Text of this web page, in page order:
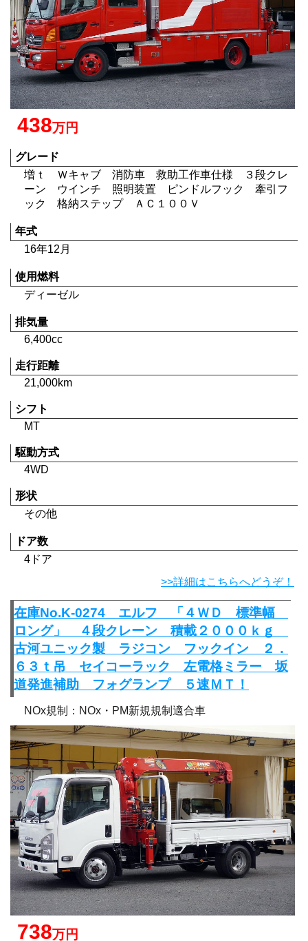
438万円
グレード
増ｔ Ｗキャブ 消防車 救助工作車仕様 ３段クレ
ーン ウインチ 照明装置 ピンドルフック 牽引フ
ック 格納ステップ ＡＣ１００Ｖ
年式
16年12月
使用燃料
ディーゼル
排気量
6,400cc
走行距離
21,000km
シフト
MT
駆動方式
4WD
形状
その他
ドア数
4ドア
>>詳細はこちらへどうぞ！
在庫No.K-0274 エルフ 「４ＷＤ 標準幅
ロング」 ４段クレーン 積載２０００ｋｇ
古河ユニック製 ラジコン フックイン ２．
６３ｔ吊 セイコーラック 左電格ミラー 坂
道発進補助 フォグランプ ５速ＭＴ！
NOx規制：NOx・PM新規規制適合車
738万円